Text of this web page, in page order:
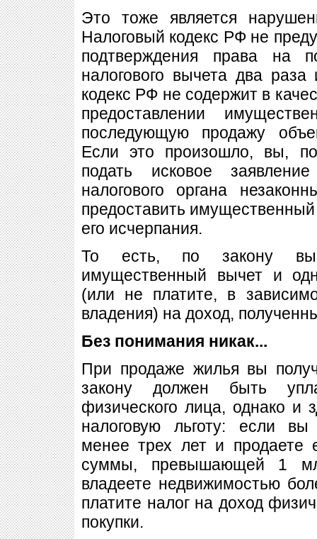
Это тоже является
Налоговый кодекс РФ не
подтверждения права на
налогового вычета два
кодекс РФ не содержит в
предоставлении
последующую продажу
Если это произошло, вы,
подать исковое
налогового органа
предоставить
его исчерпания.
То есть, по закону вы
имущественный вычет и
(или не платите, в
владения) на доход,
Без понимания никак...
При продаже жилья вы
закону должен быть
физического лица, однако и
налоговую льготу: если
менее трех лет и продаете
суммы, превышающей 1
владеете недвижимостью
платите налог на доход
покупки.